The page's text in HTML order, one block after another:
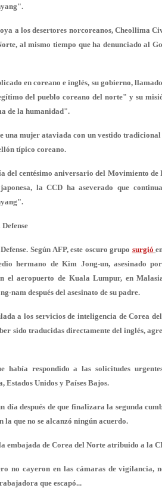
a los desertores norcoreanos, Cheollima
al mismo tiempo que ha denunciado al
en coreano e inglés, su gobierno,
del pueblo coreano del norte" y su
de la humanidad".
una mujer ataviada con un vestido
típico coreano.
del centésimo aniversario del Movimiento
la CCD ha aseverado que
Según AFP, este oscuro grupo surgió
hermano de Kim Jong-un, asesinado por
el aeropuerto de Kuala Lumpur, en
nam después del asesinato de su padre.
a los servicios de inteligencia de Corea
sido traducidas directamente del inglés,
había respondido a las solicitudes
Estados Unidos y Países Bajos.
día después de que finalizara la segunda
que no se alcanzó ningún acuerdo.
embajada de Corea del Norte atribuido a la
no cayeron en las cámaras de vigilancia,
que escapó...